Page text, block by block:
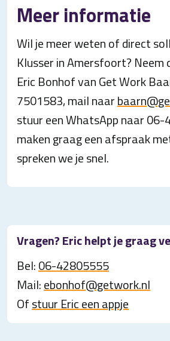
Meer informatie
Wil je meer weten of direct
Klusser in Amersfoort?
Eric Bonhof van Get Work
7501583, mail naar
stuur een WhatsApp naar 06-
maken graag een afspraak
spreken we je snel.
Vragen? Eric helpt je graag
Bel:06-42805555
Mail:ebonhof@getwork.nl
Ofstuur Eric een appje